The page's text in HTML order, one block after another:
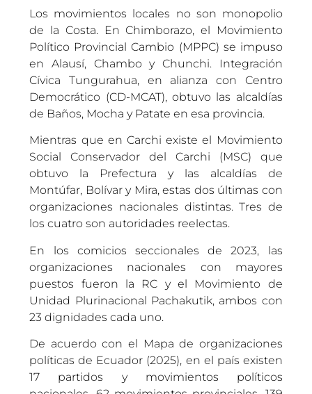
Los movimientos locales no son monopolio
de la Costa. En Chimborazo, el Movimiento
Político Provincial Cambio (MPPC) se impuso
en Alausí, Chambo y Chunchi. Integración
Cívica Tungurahua, en alianza con Centro
Democrático (CD-MCAT), obtuvo las alcaldías
de Baños, Mocha y Patate en esa provincia.
Mientras que en Carchi existe el Movimiento
Social Conservador del Carchi (MSC) que
obtuvo la Prefectura y las alcaldías de
Montúfar, Bolívar y Mira, estas dos últimas con
organizaciones nacionales distintas. Tres de
los cuatro son autoridades reelectas.
En los comicios seccionales de 2023, las
organizaciones nacionales con mayores
puestos fueron la RC y el Movimiento de
Unidad Plurinacional Pachakutik, ambos con
23 dignidades cada uno.
De acuerdo con el Mapa de organizaciones
políticas de Ecuador (2025), en el país existen
17 partidos y movimientos políticos